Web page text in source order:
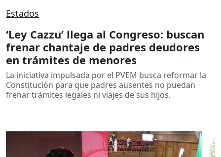
Estados
‘Ley Cazzu’ llega al Congreso: buscan
frenar chantaje de padres deudores
en trámites de menores
La iniciativa impulsada por el PVEM busca reformar la
Constitución para que padres ausentes no puedan
frenar trámites legales ni viajes de sus hijos.